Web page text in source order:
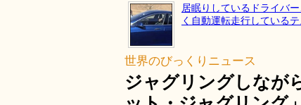
居眠りしているドライバ
く自動運転走行している
世界のびっくりニュース
ジャグリングしなが